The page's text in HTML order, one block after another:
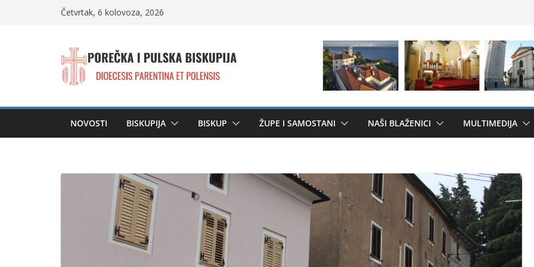
Četvrtak, 6 kolovoza, 2026
NOVOSTI BISKUPIJA BISKUP ŽUPE I SAMOSTANI NAŠI BLAŽENICI MULTIMEDIJA